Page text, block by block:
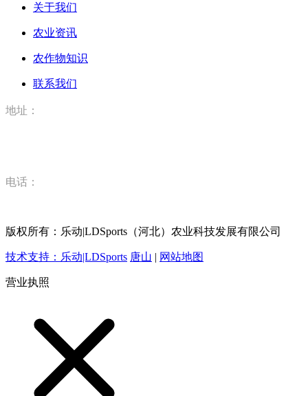
关于我们
农业资讯
农作物知识
联系我们
地址：
电话：
版权所有：乐动|LDSports（河北）农业科技发展有限公司
技术支持：乐动|LDSports 唐山 | 网站地图
营业执照